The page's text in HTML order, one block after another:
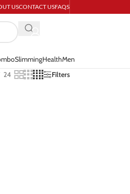
USCONTACT USFAQS
SlimmingHealthMen
24 Filters